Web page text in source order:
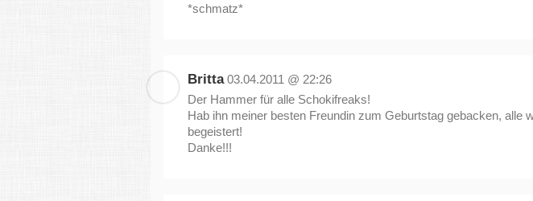
*schmatz*
Britta 03.04.2011 @ 22:26
Der Hammer für alle Schokifreaks!
Hab ihn meiner besten Freundin zum Geburtstag gebacken, alle
begeistert!
Danke!!!